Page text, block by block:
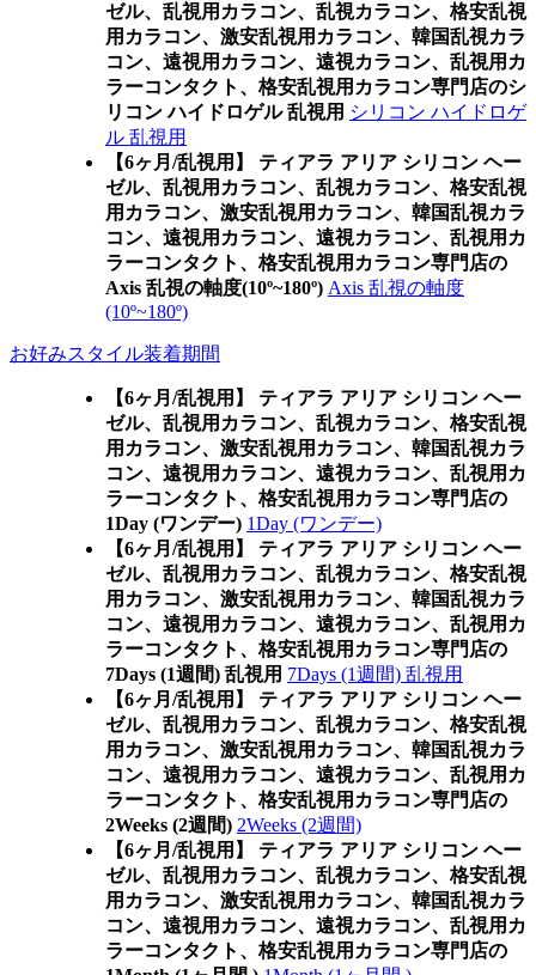
ゼル、乱視用カラコン、乱視カラコン、格安乱視
用カラコン、激安乱視用カラコン、韓国乱視カラ
コン、遠視用カラコン、遠視カラコン、乱視用カ
ラーコンタクト、格安乱視用カラコン専門店のシ
リコン ハイドロゲル 乱視用 シリコン ハイドロゲ
ル 乱視用
【6ヶ月/乱視用】 ティアラ アリア シリコン ヘー
ゼル、乱視用カラコン、乱視カラコン、格安乱視
用カラコン、激安乱視用カラコン、韓国乱視カラ
コン、遠視用カラコン、遠視カラコン、乱視用カ
ラーコンタクト、格安乱視用カラコン専門店の
Axis 乱視の軸度(10º~180º) Axis 乱視の軸度
(10º~180º)
お好みスタイル装着期間
【6ヶ月/乱視用】 ティアラ アリア シリコン ヘー
ゼル、乱視用カラコン、乱視カラコン、格安乱視
用カラコン、激安乱視用カラコン、韓国乱視カラ
コン、遠視用カラコン、遠視カラコン、乱視用カ
ラーコンタクト、格安乱視用カラコン専門店の
1Day (ワンデー) 1Day (ワンデー)
【6ヶ月/乱視用】 ティアラ アリア シリコン ヘー
ゼル、乱視用カラコン、乱視カラコン、格安乱視
用カラコン、激安乱視用カラコン、韓国乱視カラ
コン、遠視用カラコン、遠視カラコン、乱視用カ
ラーコンタクト、格安乱視用カラコン専門店の
7Days (1週間) 乱視用 7Days (1週間) 乱視用
【6ヶ月/乱視用】 ティアラ アリア シリコン ヘー
ゼル、乱視用カラコン、乱視カラコン、格安乱視
用カラコン、激安乱視用カラコン、韓国乱視カラ
コン、遠視用カラコン、遠視カラコン、乱視用カ
ラーコンタクト、格安乱視用カラコン専門店の
2Weeks (2週間) 2Weeks (2週間)
【6ヶ月/乱視用】 ティアラ アリア シリコン ヘー
ゼル、乱視用カラコン、乱視カラコン、格安乱視
用カラコン、激安乱視用カラコン、韓国乱視カラ
コン、遠視用カラコン、遠視カラコン、乱視用カ
ラーコンタクト、格安乱視用カラコン専門店の